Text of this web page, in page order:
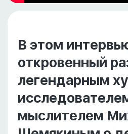
В этом
откровенный
легендарным
мыслителем